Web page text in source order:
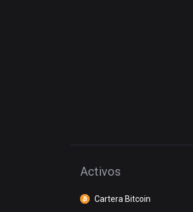
Activos
Cartera Bitcoin